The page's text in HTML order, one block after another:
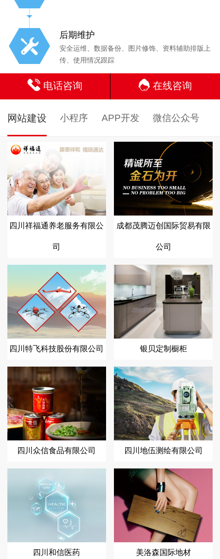
后期维护
安全运维、数据备份、图片修饰、资料辅助排版上
传、使用情况跟踪
电话咨询 在线咨询
网站建设 小程序 APP开发 微信公众号
四川祥福通养老服务有限公
司
成都茂腾迈创国际贸易有限
公司
四川特飞科技股份有限公司 银贝定制橱柜
四川众信食品有限公司 四川地伍测绘有限公司
四川和信医药 美洛森国际地材